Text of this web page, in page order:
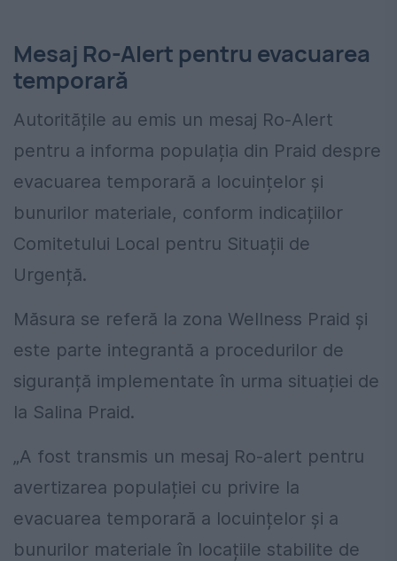
Mesaj Ro-Alert pentru evacuarea
temporară
Autoritățile au emis un mesaj Ro-Alert
pentru a informa populația din Praid despre
evacuarea temporară a locuințelor și
bunurilor materiale, conform indicațiilor
Comitetului Local pentru Situații de
Urgență.
Măsura se referă la zona Wellness Praid și
este parte integrantă a procedurilor de
siguranță implementate în urma situației de
la Salina Praid.
„A fost transmis un mesaj Ro-alert pentru
avertizarea populației cu privire la
evacuarea temporară a locuințelor și a
bunurilor materiale în locațiile stabilite de